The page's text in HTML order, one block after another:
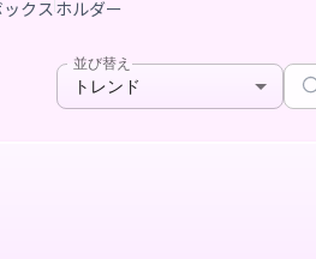
クスホルダー
並び替え
トレンド